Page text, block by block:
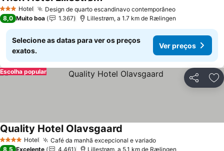
3 EstrelasHotel Design de quarto escandinavo contemporâneo
8,0 Muito boa 1.367 Lillestrøm, a 1.7 km de Rælingen
Selecione as datas para ver os preços
exatos.
Ver preços
Partilhar
Escolha popular
4 EstrelasHotel Café da manhã excepcional e variado
Quality Hotel Olavsgaard
8,5 Excelente 4.461 Lillestrøm, a 5.1 km de Rælingen